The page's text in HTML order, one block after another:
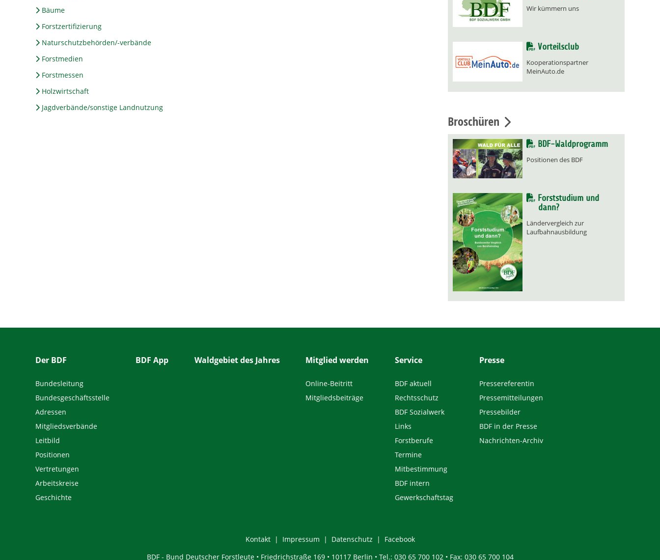
Bäume
Forstzertifizierung
Naturschutzbehörden/-verbände
Forstmedien
Forstmessen
Holzwirtschaft
Jagdverbände/sonstige Landnutzung
Wir kümmern uns
Vorteilsclub
Kooperationspartner
MeinAuto.de
Broschüren
BDF-Waldprogramm
Positionen des BDF
Forststudium und
dann?
Ländervergleich zur
Laufbahnausbildung
Der BDF
Bundesleitung
Bundesgeschäftsstelle
Adressen
Mitgliedsverbände
Leitbild
Positionen
Vertretungen
Arbeitskreise
Geschichte
BDF App Waldgebiet des Jahres Mitglied werden
Online-Beitritt
Mitgliedsbeiträge
Service
BDF aktuell
Rechtsschutz
BDF Sozialwerk
Links
Forstberufe
Termine
Mitbestimmung
BDF intern
Gewerkschaftstag
Presse
Pressereferentin
Pressemitteilungen
Pressebilder
BDF in der Presse
Nachrichten-Archiv
Kontakt Impressum Datenschutz
Facebook
BDF - Bund Deutscher Forstleute • Friedrichstraße 169 • 10117 Berlin • Tel.: 030 65 700 102 • Fax: 030 65 700 104